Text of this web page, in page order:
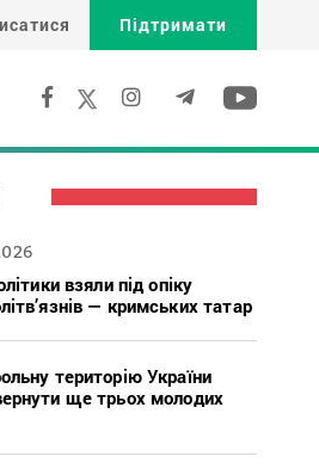
Підтримати
взяли під опіку
— кримських татар
територію України
ще трьох молодих